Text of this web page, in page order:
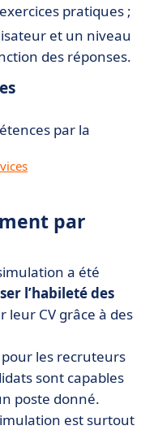
pratiques ;
et un niveau
des réponses.
par la
par
a été
l’habileté des
leur CV grâce à des
les recruteurs
sont capables
poste donné.
est surtout